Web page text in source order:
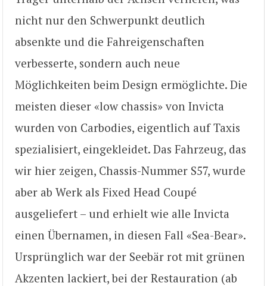
nicht nur den Schwerpunkt deutlich
absenkte und die Fahreigenschaften
verbesserte, sondern auch neue
Möglichkeiten beim Design ermöglichte. Die
meisten dieser «low chassis» von Invicta
wurden von Carbodies, eigentlich auf Taxis
spezialisiert, eingekleidet. Das Fahrzeug, das
wir hier zeigen, Chassis-Nummer S57, wurde
aber ab Werk als Fixed Head Coupé
ausgeliefert – und erhielt wie alle Invicta
einen Übernamen, in diesen Fall «Sea-Bear».
Ursprünglich war der Seebär rot mit grünen
Akzenten lackiert, bei der Restauration (ab